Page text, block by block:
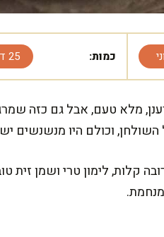
כמות: 25 דק'
מלא טעם, אבל גם כזה
וכולם היו מנשנשים
קלות, לימון טרי ושמן זית